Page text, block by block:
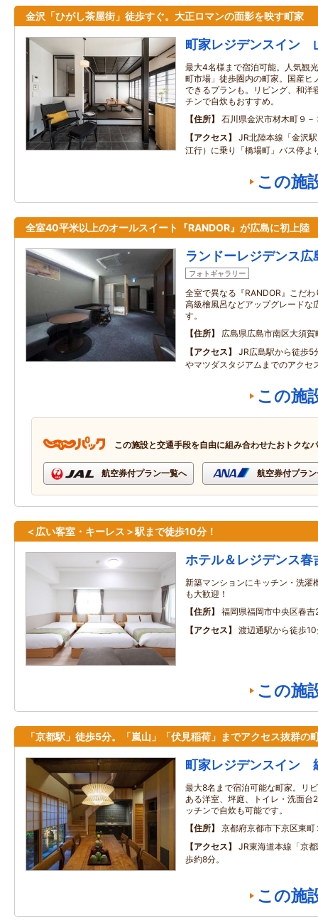
金沢「ひがし茶屋街」徒歩すぐ。大正ロマンの面影を映す町家
町家レジデンスイン
最大4名様まで宿泊可能。人気観
町市場」徒歩圏内の町家。国産ヒ
できるプランも。リビング、和洋
チンで自炊もおすすめ。
住所
石川県金沢市材木町９－
アクセス
JR北陸本線「金沢
江行）に乗り「橋場町」バス停よ
この施
全室40平米以上のオールスイート『RANDOR』が広島に初上陸
ランドーレジデンス広
フォトギャラリー
全室で異なる『RANDOR』こだ
高級檜風呂などアップグレードな
す。
住所
広島県広島市南区大須賀
アクセス
JR広島駅から徒歩5
やマツダスタジアムまでのアク
この施
この施設と交通手段を自由に組み合わせたおトクな
航空券付プラン一覧へ 航空券付プラ
＜広い客室・キーレス＞駅まで徒歩10分！
ホテル＆レジデンス春
新築マンションにキッチン・洗濯
も大歓迎！
住所
福岡県福岡市中央区春吉
アクセス
渡辺通駅から徒歩
この施
「京都駅」徒歩5分。「嵐山」「伏見稲荷」までアクセス抜群の
町家レジデンスイン
最大8名まで宿泊可能な町家。リ
ある洋室、坪庭、トイレ・洗面台
ッチンで自炊も可能です。
住所
京都府京都市下京区東町
アクセス
JR東海道本線「京
歩約8分。
この施